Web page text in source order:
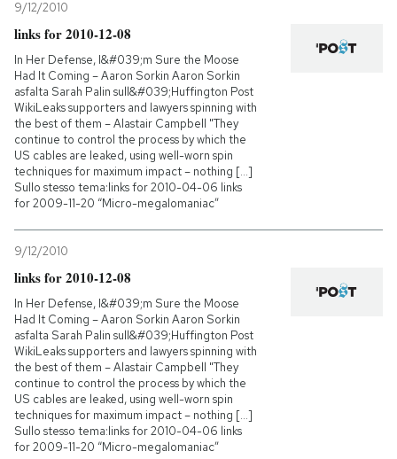
9/12/2010
links for 2010-12-08
In Her Defense, I&#039;m Sure the Moose
Had It Coming – Aaron Sorkin Aaron Sorkin
asfalta Sarah Palin sull&#039;Huffington Post
WikiLeaks supporters and lawyers spinning with
the best of them – Alastair Campbell "They
continue to control the process by which the
US cables are leaked, using well-worn spin
techniques for maximum impact – nothing [...]
Sullo stesso tema:links for 2010-04-06 links
for 2009-11-20 “Micro-megalomaniac”
9/12/2010
links for 2010-12-08
In Her Defense, I&#039;m Sure the Moose
Had It Coming – Aaron Sorkin Aaron Sorkin
asfalta Sarah Palin sull&#039;Huffington Post
WikiLeaks supporters and lawyers spinning with
the best of them – Alastair Campbell "They
continue to control the process by which the
US cables are leaked, using well-worn spin
techniques for maximum impact – nothing [...]
Sullo stesso tema:links for 2010-04-06 links
for 2009-11-20 “Micro-megalomaniac”